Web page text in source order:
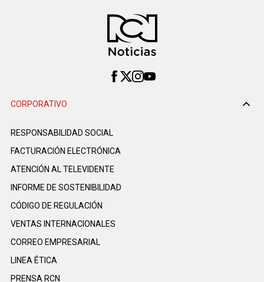
CORPORATIVO
RESPONSABILIDAD SOCIAL
FACTURACIÓN ELECTRÓNICA
ATENCIÓN AL TELEVIDENTE
INFORME DE SOSTENIBILIDAD
CÓDIGO DE REGULACIÓN
VENTAS INTERNACIONALES
CORREO EMPRESARIAL
LINEA ÉTICA
PRENSA RCN